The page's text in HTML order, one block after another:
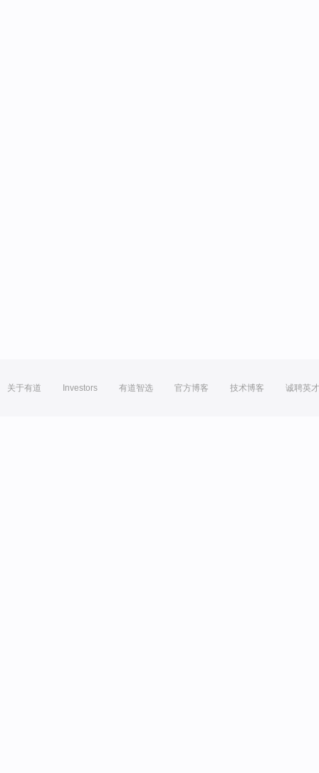
关于有道 Investors 有道智选 官方博客 技术博客 诚聘英才